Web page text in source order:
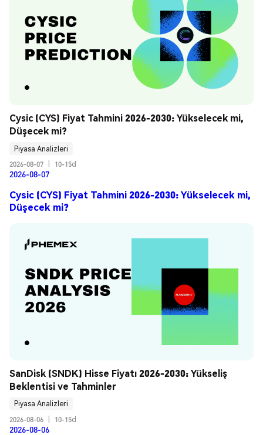
Cysic (CYS) Fiyat Tahmini 2026-2030: Yükselecek mi,
Düşecek mi?
Piyasa Analizleri
2026-08-07
10-15d
2026-08-07
Cysic (CYS) Fiyat Tahmini 2026-2030: Yükselecek mi,
Düşecek mi?
SanDisk (SNDK) Hisse Fiyatı 2026-2030: Yükseliş
Beklentisi ve Tahminler
Piyasa Analizleri
2026-08-06
10-15d
2026-08-06